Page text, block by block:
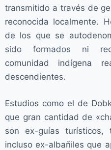
transmitido a través de
reconocida localmente.
de los que se
sido formados ni
comunidad indígena
descendientes.
Estudios como el de
que gran cantidad de
son ex-guías turísticos,
incluso ex-albañiles que